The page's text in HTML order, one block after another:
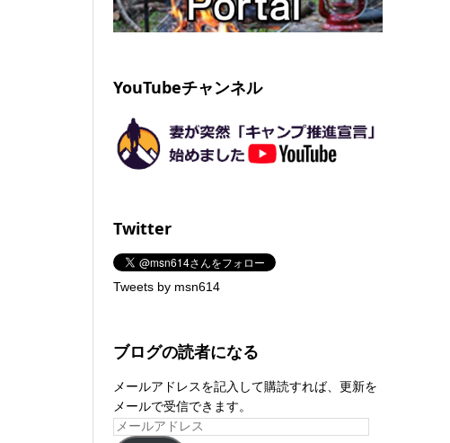
YouTubeチャンネル
Twitter
Tweets by msn614
ブログの読者になる
メールアドレスを記入して購読すれば、更新を
メールで受信できます。